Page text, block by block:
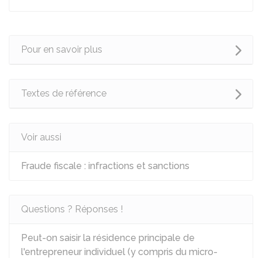
Pour en savoir plus
Textes de référence
Voir aussi
Fraude fiscale : infractions et sanctions
Questions ? Réponses !
Peut-on saisir la résidence principale de
l'entrepreneur individuel (y compris du micro-